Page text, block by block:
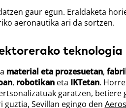
gaur egun. Eraldaketa
aeronautika ari da sortzen.
material eta prozesuetan,
, robotikaneta IKTetan.
garatzen, betiere
Sevillan egingo den